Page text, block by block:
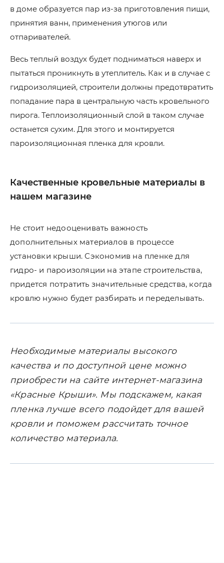
в доме образуется пар из-за приготовления пищи,
принятия ванн, применения утюгов или
отпаривателей.
Весь теплый воздух будет подниматься наверх и
пытаться проникнуть в утеплитель. Как и в случае с
гидроизоляцией, строители должны предотвратить
попадание пара в центральную часть кровельного
пирога. Теплоизоляционный слой в таком случае
останется сухим. Для этого и монтируется
пароизоляционная пленка для кровли.
Качественные кровельные материалы в
нашем магазине
Не стоит недооценивать важность
дополнительных материалов в процессе
установки крыши. Сэкономив на пленке для
гидро- и пароизоляции на этапе строительства,
придется потратить значительные средства, когда
кровлю нужно будет разбирать и переделывать.
Необходимые материалы высокого
качества и по доступной цене можно
приобрести на сайте интернет-магазина
«Красные Крыши». Мы подскажем, какая
пленка лучше всего подойдет для вашей
кровли и поможем рассчитать точное
количество материала.